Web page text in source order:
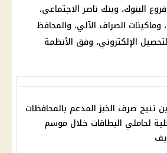
البنوك، وبنك ناصر الاجتماعي،
وماكينات الصراف الآلي، والمحافظ
الإلكتروني، وفق الأنظمة
تتيح صرف الخبز المدعم بالمحافظات
لحاملي البطاقات خلال موسم